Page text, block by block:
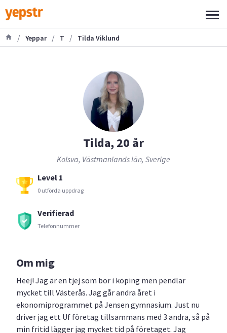
/ Yeppar / T / Tilda Viklund
Tilda, 20 år
Kolsva, Västmanlands län, Sverige
Level 1
0 utförda uppdrag
Verifierad
Telefonnummer
Om mig
Heej! Jag är en tjej som bor i köping men pendlar
mycket till Västerås. Jag går andra året i
ekonomiprogrammet på Jensen gymnasium. Just nu
driver jag ett Uf företag tillsammans med 3 andra, så på
min fritid lägger jag mycket tid på företaget. Jag